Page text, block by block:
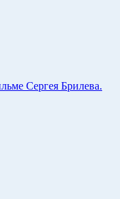
Сергея Брилева.